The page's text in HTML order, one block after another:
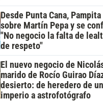
Desde Punta Cana,
sobre Martín Pepa y se
"No negocio la falta de
de respeto"
El nuevo negocio de
marido de Rocío Guirao
desierto: de heredero de un
imperio a astrofotógrafo